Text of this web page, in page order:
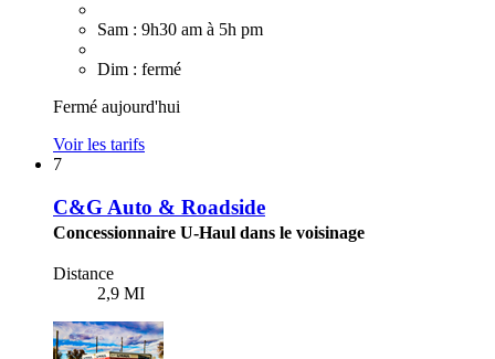
Sam : 9h30 am à 5h pm
Dim : fermé
Fermé aujourd'hui
Voir les tarifs
7
C&G Auto & Roadside
Concessionnaire U-Haul dans le voisinage
Distance
2,9 MI